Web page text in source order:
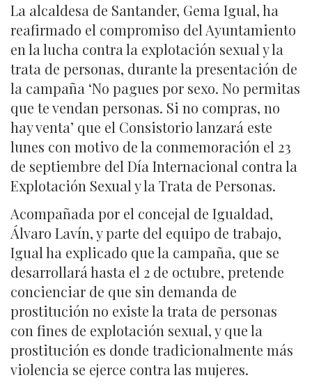
La alcaldesa de Santander, Gema Igual, ha
reafirmado el compromiso del Ayuntamiento
en la lucha contra la explotación sexual y la
trata de personas, durante la presentación de
la campaña ‘No pagues por sexo. No permitas
que te vendan personas. Si no compras, no
hay venta’ que el Consistorio lanzará este
lunes con motivo de la conmemoración el 23
de septiembre del Día Internacional contra la
Explotación Sexual y la Trata de Personas.
Acompañada por el concejal de Igualdad,
Álvaro Lavín, y parte del equipo de trabajo,
Igual ha explicado que la campaña, que se
desarrollará hasta el 2 de octubre, pretende
concienciar de que sin demanda de
prostitución no existe la trata de personas
con fines de explotación sexual, y que la
prostitución es donde tradicionalmente más
violencia se ejerce contra las mujeres.